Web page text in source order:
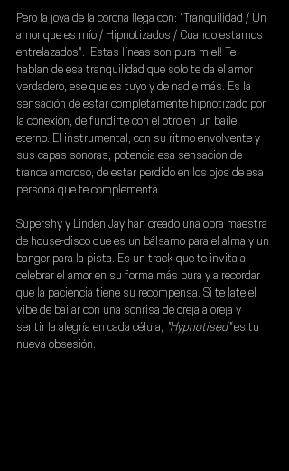
Pero la joya de la corona llega con: "Tranquilidad / Un
amor que es mío / Hipnotizados / Cuando estamos
entrelazados". ¡Estas líneas son pura miel! Te
hablan de esa tranquilidad que solo te da el amor
verdadero, ese que es tuyo y de nadie más. Es la
sensación de estar completamente hipnotizado por
la conexión, de fundirte con el otro en un baile
eterno. El instrumental, con su ritmo envolvente y
sus capas sonoras, potencia esa sensación de
trance amoroso, de estar perdido en los ojos de esa
persona que te complementa.
Supershy y Linden Jay han creado una obra maestra
de house-disco que es un bálsamo para el alma y un
banger para la pista. Es un track que te invita a
celebrar el amor en su forma más pura y a recordar
que la paciencia tiene su recompensa. Si te late el
vibe de bailar con una sonrisa de oreja a oreja y
sentir la alegría en cada célula, "Hypnotised" es tu
nueva obsesión.